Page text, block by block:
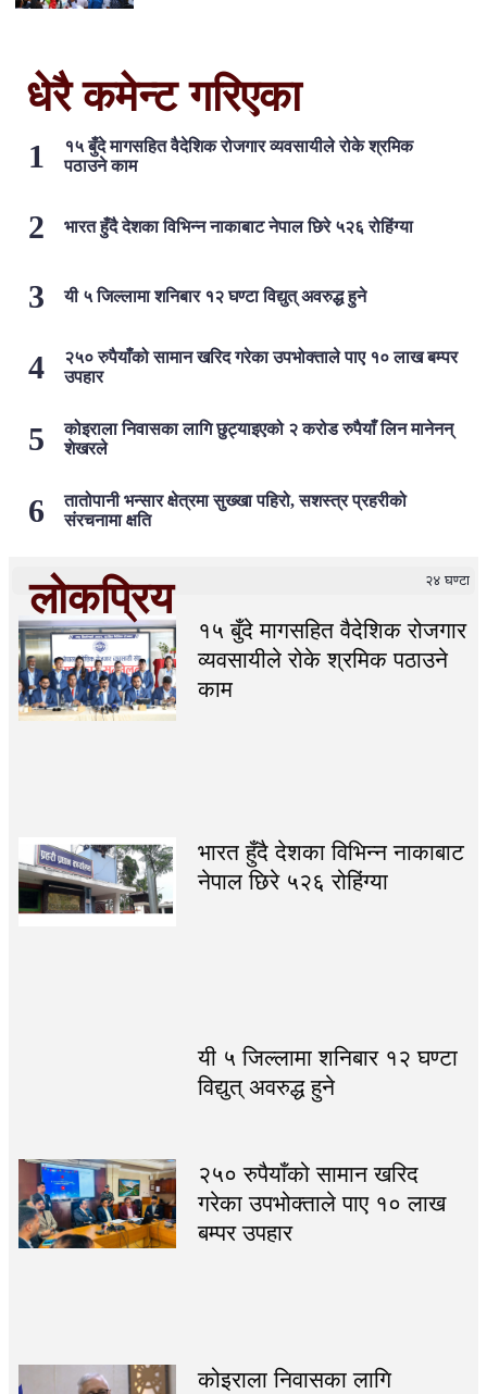
धेरै कमेन्ट गरिएका
१५ बुँदे मागसहित वैदेशिक रोजगार व्यवसायीले रोके श्रमिक
पठाउने काम
भारत हुँदै देशका विभिन्न नाकाबाट नेपाल छिरे ५२६ रोहिंग्या
यी ५ जिल्लामा शनिबार १२ घण्टा विद्युत् अवरुद्ध हुने
२५० रुपैयाँको सामान खरिद गरेका उपभोक्ताले पाए १० लाख बम्पर
उपहार
कोइराला निवासका लागि छुट्याइएको २ करोड रुपैयाँ लिन मानेनन्
शेखरले
तातोपानी भन्सार क्षेत्रमा सुख्खा पहिरो, सशस्त्र प्रहरीको
संरचनामा क्षति
लोकप्रिय २४ घण्टा
१५ बुँदे मागसहित वैदेशिक रोजगार
व्यवसायीले रोके श्रमिक पठाउने
काम
भारत हुँदै देशका विभिन्न नाकाबाट
नेपाल छिरे ५२६ रोहिंग्या
यी ५ जिल्लामा शनिबार १२ घण्टा
विद्युत् अवरुद्ध हुने
२५० रुपैयाँको सामान खरिद
गरेका उपभोक्ताले पाए १० लाख
बम्पर उपहार
कोइराला निवासका लागि